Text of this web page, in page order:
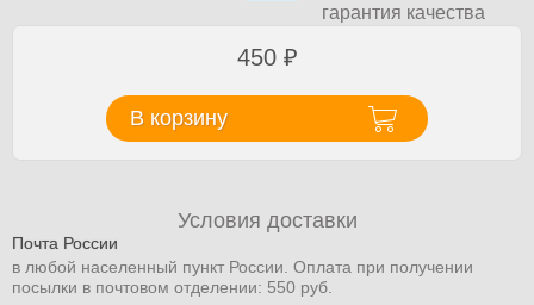
гарантия качества
450 ₽
В корзину
Условия доставки
Почта России
в любой населенный пункт России. Оплата при получении
посылки в почтовом отделении: 550 руб.